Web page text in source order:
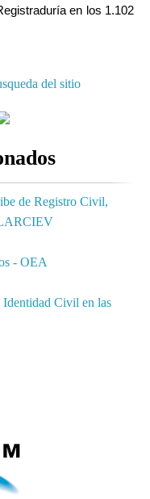
en los 1.102
del sitio
de Registro Civil,
- OEA
Identidad Civil en las